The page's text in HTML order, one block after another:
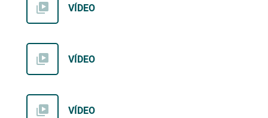
VÍDEO
VÍDEO
VÍDEO